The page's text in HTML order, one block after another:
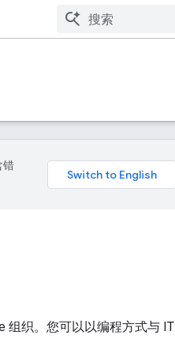
错
组织。您可以以编程方式与 IT